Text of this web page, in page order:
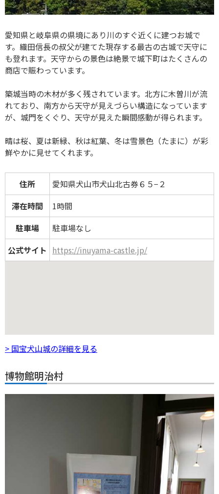
愛知県と岐阜県の県境にあり川のすぐ近くに建つお城で
す。織田信長の叔父が建てた現存する最古の古城で天守に
も登れます。天守からの景色は絶景で城下町はたくさんの
商店で賑わっています。
築城当時の木材が多く残されています。北方に木曽川が流
れており、南方から天守が見えづらい構造になっています
が、城門をくぐり、天守が見えた瞬間感動が得られます。
晴は桜、夏は新緑、秋は紅葉、冬は雪景色（たまに）が彩
鮮やかに見せてくれます。
住所
愛知県犬山市犬山北古券６５−２
滞在時間
1時間
駐車場
駐車場なし
公式サイト https://inuyama-castle.jp/
> 国宝犬山城の詳細を見る
博物館明治村